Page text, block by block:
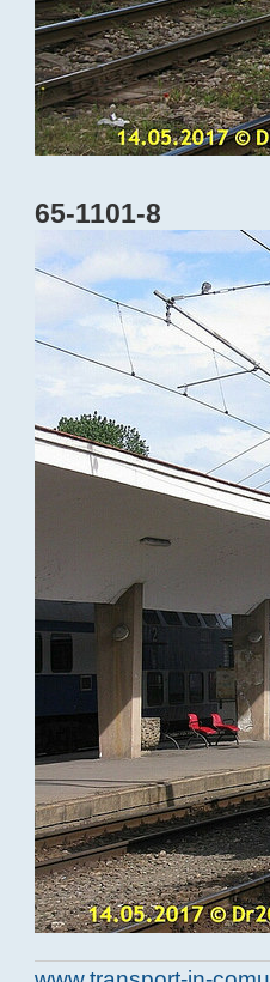
65-1101-8